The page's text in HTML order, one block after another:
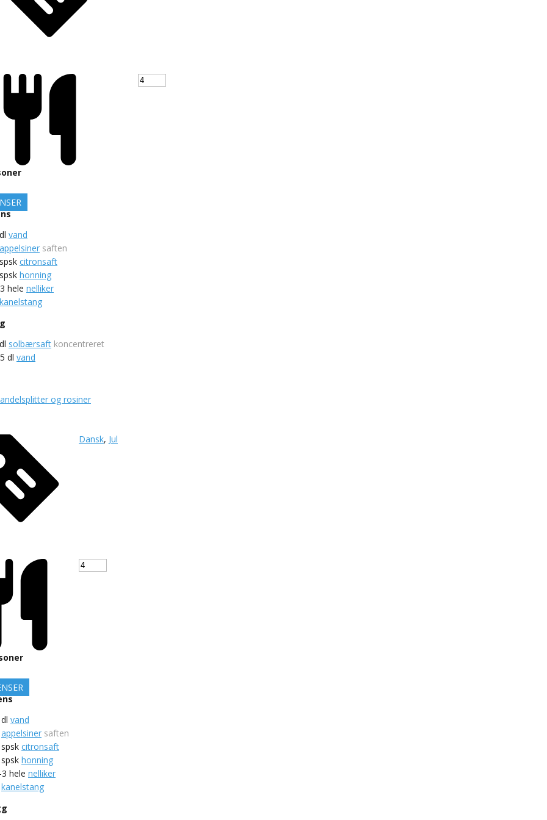
dl vand
appelsiner saften
spsk citronsaft
spsk honning
hele nelliker
kanelstang
dl solbærsaft koncentreret
dl vand
og rosiner
Dansk, Jul
dl vand
appelsiner saften
spsk citronsaft
spsk honning
hele nelliker
kanelstang